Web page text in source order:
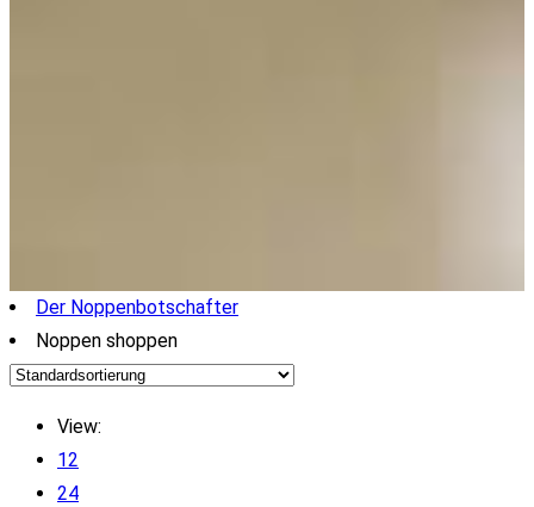
Der Noppenbotschafter
Noppen shoppen
View:
12
24